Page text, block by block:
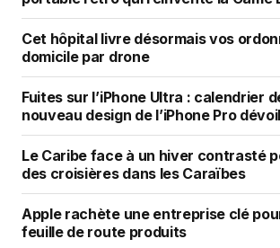
Cet hôpital livre désormais vos
domicile par drone
Fuites sur l’iPhone Ultra : calendrier
nouveau design de l’iPhone Pro
Le Caribe face à un hiver contrasté
des croisières dans les Caraïbes
Apple rachète une entreprise clé
feuille de route produits